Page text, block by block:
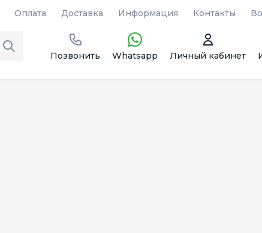
Оплата Доставка Информация Контакты
Позвонить Whatsapp Личный кабинет